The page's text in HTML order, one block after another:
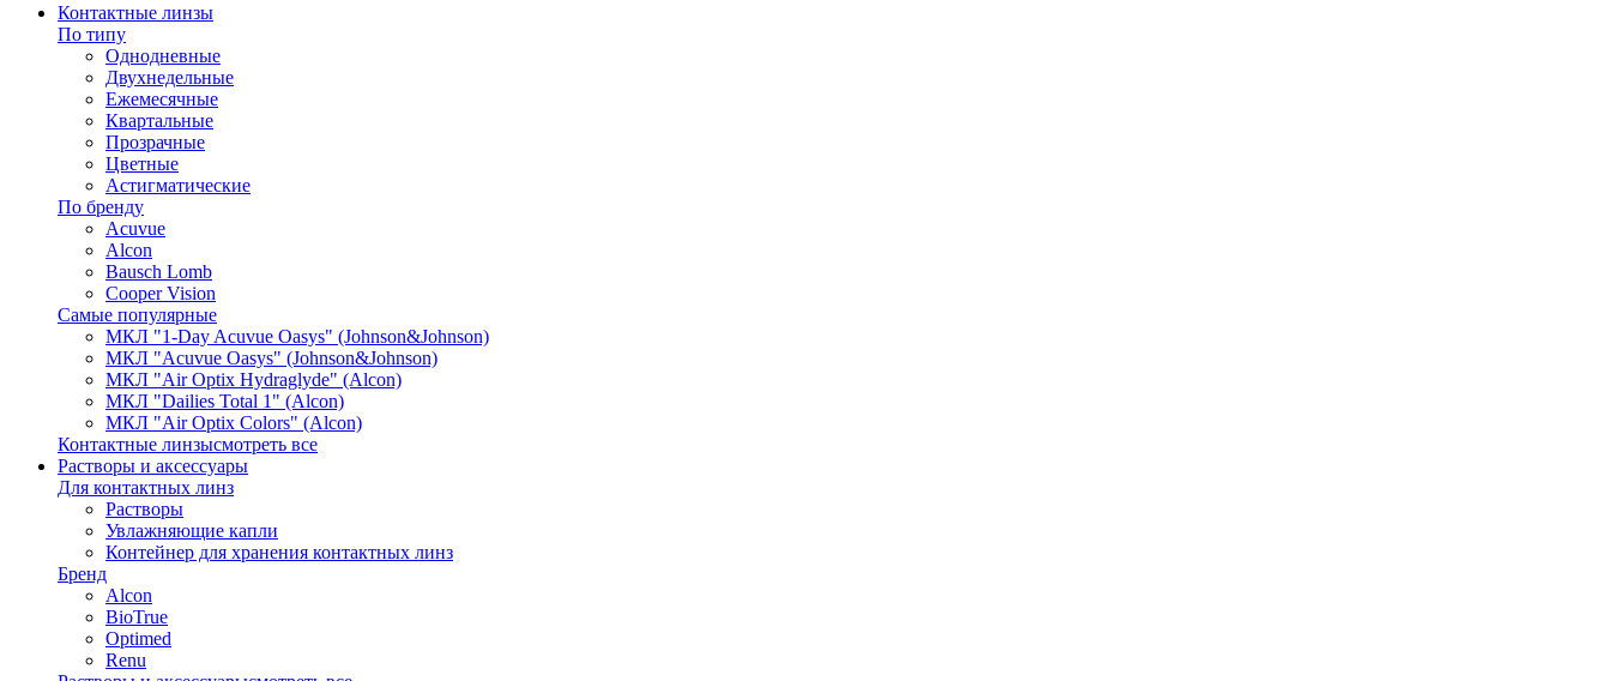
Контактные линзы
По типу
Однодневные
Двухнедельные
Ежемесячные
Квартальные
Прозрачные
Цветные
Астигматические
По бренду
Acuvue
Alcon
Bausch Lomb
Cooper Vision
Самые популярные
МКЛ "1-Day Acuvue Oasys" (Johnson&Johnson)
МКЛ "Acuvue Oasys" (Johnson&Johnson)
МКЛ "Air Optix Hydraglyde" (Alcon)
МКЛ "Dailies Total 1" (Alcon)
МКЛ "Air Optix Colors" (Alcon)
Контактные линзысмотреть все
Растворы и аксессуары
Для контактных линз
Растворы
Увлажняющие капли
Контейнер для хранения контактных линз
Бренд
Alcon
BioTrue
Optimed
Renu